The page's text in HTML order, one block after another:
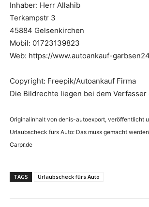
Inhaber: Herr Allahib
Terkampstr 3
45884 Gelsenkirchen
Mobil: 01723139823
Web: https://www.autoankauf-
Copyright: Freepik/Autoankauf Firma
Die Bildrechte liegen bei dem
Originalinhalt von denis-autoexport, veröffentlicht
Urlaubscheck fürs Auto: Das muss gemacht
Carpr.de
TAGS Urlaubscheck fürs Auto